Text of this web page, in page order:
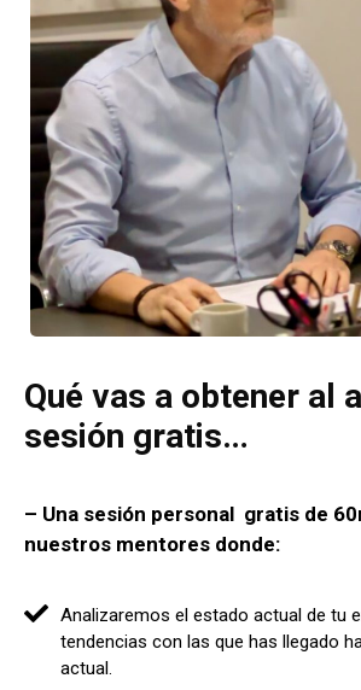
Qué vas a obtener al
sesión gratis…
– Una sesión personal gratis de
nuestros mentores donde:
Analizaremos el estado actual de tu
tendencias con las que has llegado
actual.